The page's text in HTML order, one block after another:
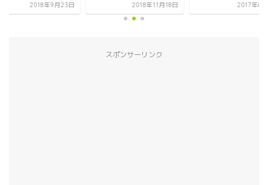
2018年11月18日 2017年6月21日
スポンサーリンク